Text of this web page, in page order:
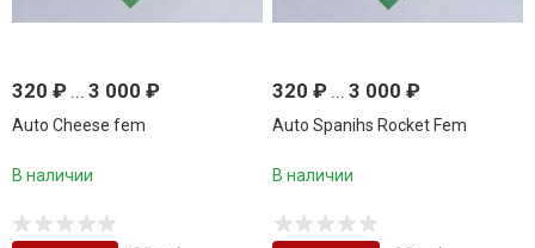
320 ₽ ... 3 000 ₽
Auto Cheese fem
В наличии
320₽ ... 3 000₽
Auto Spanihs Rocket Fem
В наличии